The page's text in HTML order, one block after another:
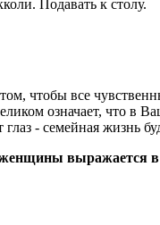
Подавать к столу.
чтобы все
означает, что в
- семейная жизнь
выражается в